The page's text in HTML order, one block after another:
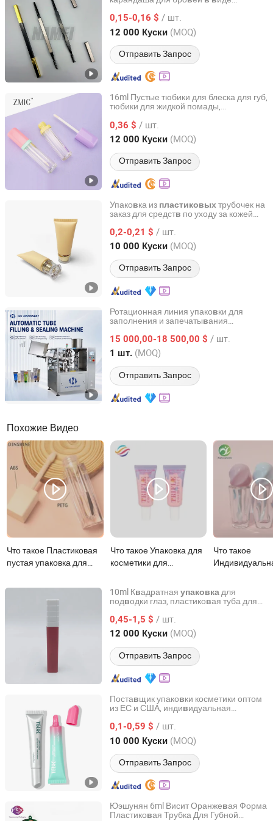
кисточкой, металлический корпус или
пластиков
ая пустая трубка для
карандаша для бровей
0,15-0,16 $ / шт.
12 000 Куски (MOQ)
Отправить Запрос
Yuyao Namei Cosmetics Packaging Co., Ltd.
Zhejiang, China с 2016
16ml Пустые тюбики для блеска для губ,
тюбики для жидкой помады,
упаковка
0,36 $ / шт.
12 000 Куски (MOQ)
Отправить Запрос
Guangzhou Zoemir International Cosmetics Co., Ltd
Guangdong, China с 2025
Упаковка из пластиковых трубочек на
заказ для средств по уходу за кожей
0,2-0,21 $ / шт.
10 000 Куски (MOQ)
Отправить Запрос
DEMEI Industrial Limited
Shanghai, China с 2020
Ротационная линия упаковки для
заполнения и запечатывания
трубочек
15 000,00-18 500,00 $ / шт.
1 шт. (MOQ)
Отправить Запрос
Wenzhou Trustar Machinery Technology Co., Ltd.
Zhejiang, China с 2006
Похожие Видео
Что такое Пластиковая
пустая упаковка для
качества,
индивидуальная
из ПЭТГ, новый продукт
Что такое Упаковка для
косметики для
пластиковый
алюминиевый тюбик с
Что такое
упаковка для
10ml Квадратная упаковкадля
подводки глаз, пластиковая туба для
помады
0,45-1,5 $ / шт.
12 000 Куски (MOQ)
Отправить Запрос
Guangzhou Winly Packaging Products Co., Ltd.
Guangdong, China с 2019
Поставщик упаковки косметики оптом
из ЕС и США, индивидуальная
косметических тюбико
крема, солнцезащитного крема,
очищающего средств
0,1-0,59 $ / шт.
10 000 Куски (MOQ)
Отправить Запрос
Guangzhou YELLO Packaging Co., Ltd.
Guangdong, China с 2017
Юэшунян 6ml Висит Оранжевая Форма
Пластиковая Трубка Для Губной